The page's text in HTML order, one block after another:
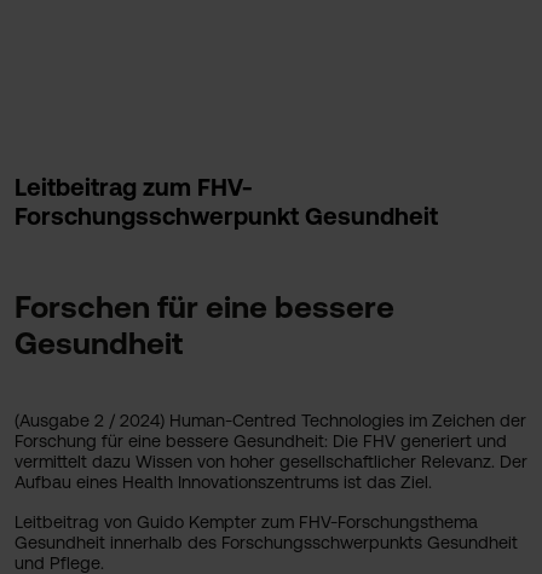
Leitbeitrag zum FHV-
Forschungsschwerpunkt Gesundheit
Forschen für eine bessere
Gesundheit
(Ausgabe 2 / 2024) Human-Centred Technologies im Zeichen der
Forschung für eine bessere Gesundheit: Die FHV generiert und
vermittelt dazu Wissen von hoher gesellschaftlicher Relevanz. Der
Aufbau eines Health Innovationszentrums ist das Ziel.
Leitbeitrag von Guido Kempter zum FHV-Forschungsthema
Gesundheit innerhalb des Forschungsschwerpunkts Gesundheit
und Pflege.